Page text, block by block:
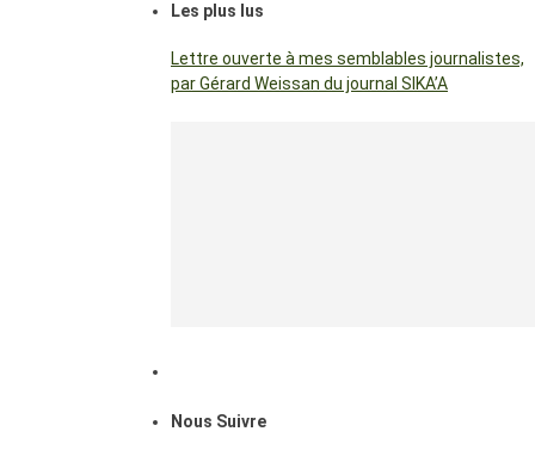
Les plus lus
Lettre ouverte à mes semblables journalistes,
par Gérard Weissan du journal SIKA’A
Nous Suivre